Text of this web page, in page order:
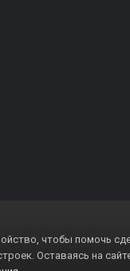
чтобы помочь
Оставаясь на